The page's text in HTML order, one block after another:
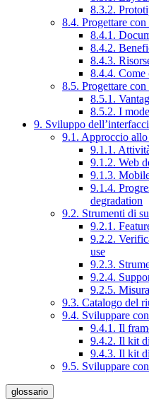
8.3.2.
8.4. Progettare
8.4.1.
8.4.2.
8.4.3.
8.4.4. Come
8.5. Progettare
8.5.1.
8.5.2. I
9. Sviluppo
9.1. Approccio
9.1.1.
9.1.2. Web
9.1.3.
9.1.4.
degradation
9.2. Strumenti di
9.2.1.
9.2.2.
use
9.2.3.
9.2.4.
9.2.5.
9.3. Catalogo del
9.4. Sviluppare
9.4.1. Il
9.4.2. Il kit
9.4.3. Il kit
9.5. Sviluppare
glossario